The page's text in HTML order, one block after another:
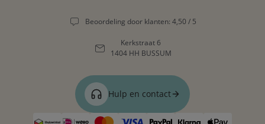
Beoordeling door klanten: 4,50 / 5
Kerkstraat 6
1404 HH BUSSUM
Hulp en contact